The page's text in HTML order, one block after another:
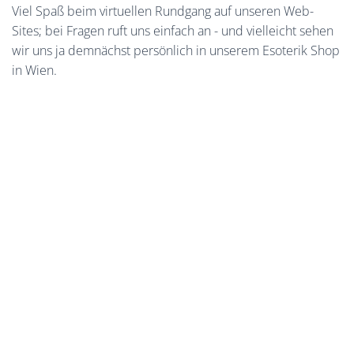
Viel Spaß beim virtuellen Rundgang auf unseren Web-
Sites; bei Fragen ruft uns einfach an - und vielleicht sehen
wir uns ja demnächst persönlich in unserem Esoterik Shop
in Wien.